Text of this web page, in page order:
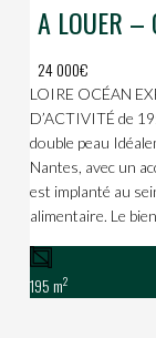
24 000€
LOIRE OCÉAN
D’ACTIVITÉ de
double peau
Nantes, avec un
est implanté au
alimentaire. Le
195 m2